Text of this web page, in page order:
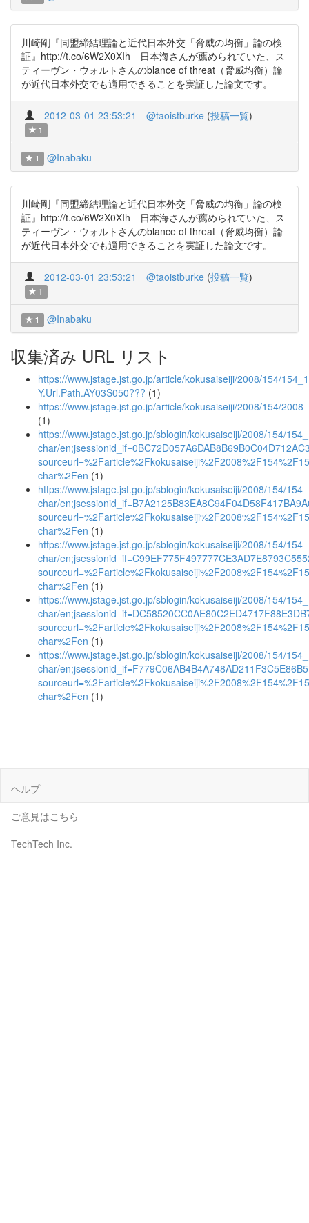
川崎剛『同盟締結理論と近代日本外交「脅威の均衡」論の検
証』http://t.co/6W2X0XIh 日本海さんが薦められていた、ス
ティーヴン・ウォルトさんのblance of threat（脅威均衡）論
が近代日本外交でも適用できることを実証した論文です。
2012-03-01 23:53:21 @taoistburke (投稿一覧)
1
1 @Inabaku
川崎剛『同盟締結理論と近代日本外交「脅威の均衡」論の検
証』http://t.co/6W2X0XIh 日本海さんが薦められていた、ス
ティーヴン・ウォルトさんのblance of threat（脅威均衡）論
が近代日本外交でも適用できることを実証した論文です。
2012-03-01 23:53:21 @taoistburke (投稿一覧)
1
1 @Inabaku
収集済み URL リスト
https://www.jstage.jst.go.jp/article/kokusaiseiji/2008/154/
Y.Url.Path.AY03S050??? (1)
https://www.jstage.jst.go.jp/article/kokusaiseiji/2008/154/
(1)
https://www.jstage.jst.go.jp/sblogin/kokusaiseiji/2008/154/
char/
char%2Fen (1)
https://www.jstage.jst.go.jp/sblogin/kokusaiseiji/2008/154/
char/
char%2Fen (1)
https://www.jstage.jst.go.jp/sblogin/kokusaiseiji/2008/154/
char/
char%2Fen (1)
https://www.jstage.jst.go.jp/sblogin/kokusaiseiji/2008/154/
char/
char%2Fen (1)
https://www.jstage.jst.go.jp/sblogin/kokusaiseiji/2008/154/
char/
char%2Fen (1)
ヘルプ
ご意見はこちら
TechTech Inc.